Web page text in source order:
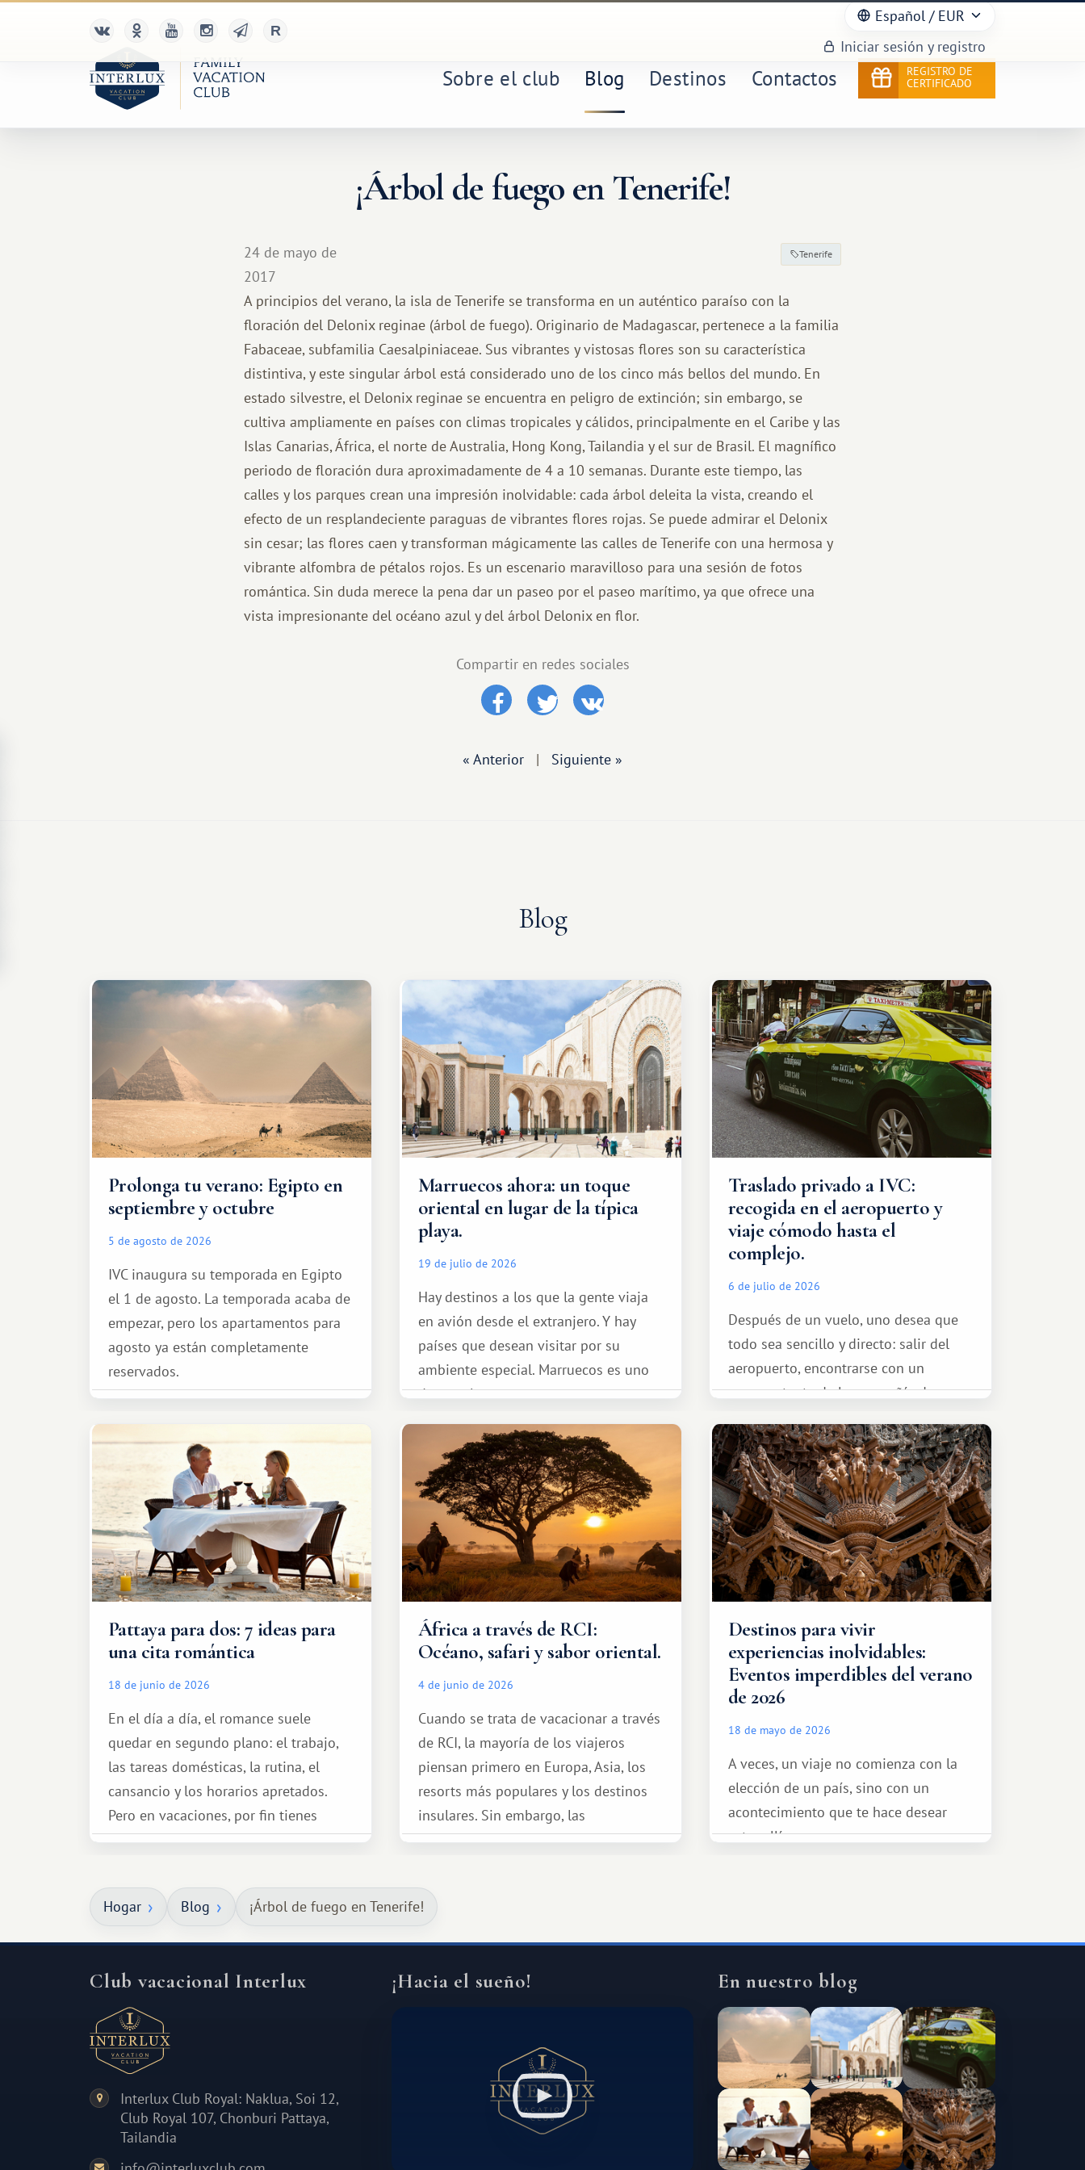
Español / EUR
Iniciar sesión y registro
Sobre el club Blog Destinos Contactos
REGISTRO DE
CERTIFICADO
¡Árbol de fuego en Tenerife!
24 de mayo de
2017
Tenerife
A principios del verano, la isla de Tenerife se transforma en un auténtico paraíso con la
floración del Delonix reginae (árbol de fuego). Originario de Madagascar, pertenece a la familia
Fabaceae, subfamilia Caesalpiniaceae. Sus vibrantes y vistosas flores son su característica
distintiva, y este singular árbol está considerado uno de los cinco más bellos del mundo. En
estado silvestre, el Delonix reginae se encuentra en peligro de extinción; sin embargo, se
cultiva ampliamente en países con climas tropicales y cálidos, principalmente en el Caribe y las
Islas Canarias, África, el norte de Australia, Hong Kong, Tailandia y el sur de Brasil. El magnífico
periodo de floración dura aproximadamente de 4 a 10 semanas. Durante este tiempo, las
calles y los parques crean una impresión inolvidable: cada árbol deleita la vista, creando el
efecto de un resplandeciente paraguas de vibrantes flores rojas. Se puede admirar el Delonix
sin cesar; las flores caen y transforman mágicamente las calles de Tenerife con una hermosa y
vibrante alfombra de pétalos rojos. Es un escenario maravilloso para una sesión de fotos
romántica. Sin duda merece la pena dar un paseo por el paseo marítimo, ya que ofrece una
vista impresionante del océano azul y del árbol Delonix en flor.
Compartir en redes sociales
« Anterior | Siguiente »
Blog
Prolonga tu verano: Egipto en
septiembre y octubre
5 de agosto de 2026
IVC inaugura su temporada en Egipto
el 1 de agosto. La temporada acaba de
empezar, pero los apartamentos para
agosto ya están completamente
reservados.
Marruecos ahora: un toque
oriental en lugar de la típica
playa.
19 de julio de 2026
Hay destinos a los que la gente viaja
en avión desde el extranjero. Y hay
países que desean visitar por su
ambiente especial. Marruecos es uno
de esos lugares.
Traslado privado a IVC:
recogida en el aeropuerto y
viaje cómodo hasta el
complejo.
6 de julio de 2026
Después de un vuelo, uno desea que
todo sea sencillo y directo: salir del
aeropuerto, encontrarse con un
representante de la compañía de
tranquilamente hasta el complejo
turístico.
Pattaya para dos: 7 ideas para
una cita romántica
18 de junio de 2026
En el día a día, el romance suele
quedar en segundo plano: el trabajo,
las tareas domésticas, la rutina, el
cansancio y los horarios apretados.
Pero en vacaciones, por fin tienes
espacio para dos y ganas de hacer algo
qué ser algo grandioso, pero sí algo
cálido y memorable.
África a través de RCI:
Océano, safari y sabor oriental.
4 de junio de 2026
Cuando se trata de vacacionar a través
de RCI, la mayoría de los viajeros
piensan primero en Europa, Asia, los
resorts más populares y los destinos
insulares. Sin embargo, las
oportunidades que ofrece el sistema
amplias. Entre ellas se encuentra
África, un continente que ofrece una
Destinos para vivir
experiencias inolvidables:
Eventos imperdibles del verano
de 2026
18 de mayo de 2026
A veces, un viaje no comienza con la
elección de un país, sino con un
acontecimiento que te hace desear
estar allí...
Hogar Blog ¡Árbol de fuego en Tenerife!
Club vacacional Interlux
Interlux Club Royal: Naklua, Soi 12,
Club Royal 107, Chonburi Pattaya,
Tailandia
¡Hacia el sueño! En nuestro blog